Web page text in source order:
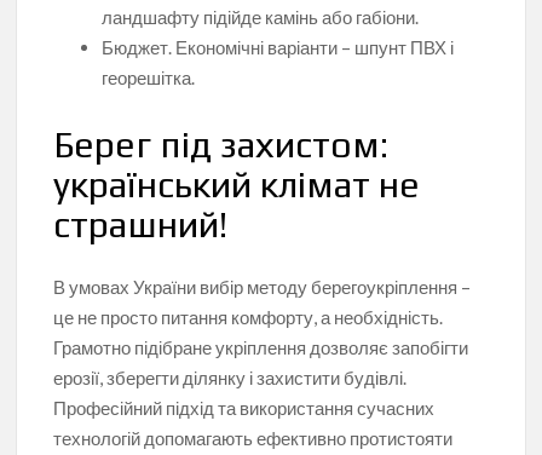
ландшафту підійде камінь або габіони.
Бюджет. Економічні варіанти – шпунт ПВХ і
георешітка.
Берег під захистом:
український клімат не
страшний!
В умовах України вибір методу берегоукріплення –
це не просто питання комфорту, а необхідність.
Грамотно підібране укріплення дозволяє запобігти
ерозії, зберегти ділянку і захистити будівлі.
Професійний підхід та використання сучасних
технологій допомагають ефективно протистояти